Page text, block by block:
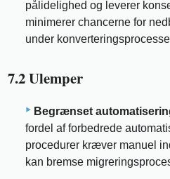
pålidelighed og leverer
minimerer chancerne for
under
7.2 Ulemper
Begrænset
fordel af forbedrede
procedurer kræver manuel
kan bremse